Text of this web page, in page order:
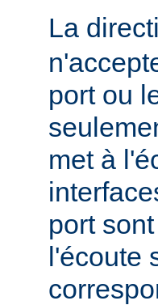
La
port ou
met à
port
l'écoute